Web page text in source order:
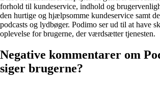
forhold til kundeservice, indhold og
den hurtige og hjælpsomme kundeservice samt
podcasts og lydbøger. Podimo ser ud til at have
oplevelse for brugerne, der værdsætter tjenesten.
Negative kommentarer om
siger brugerne?